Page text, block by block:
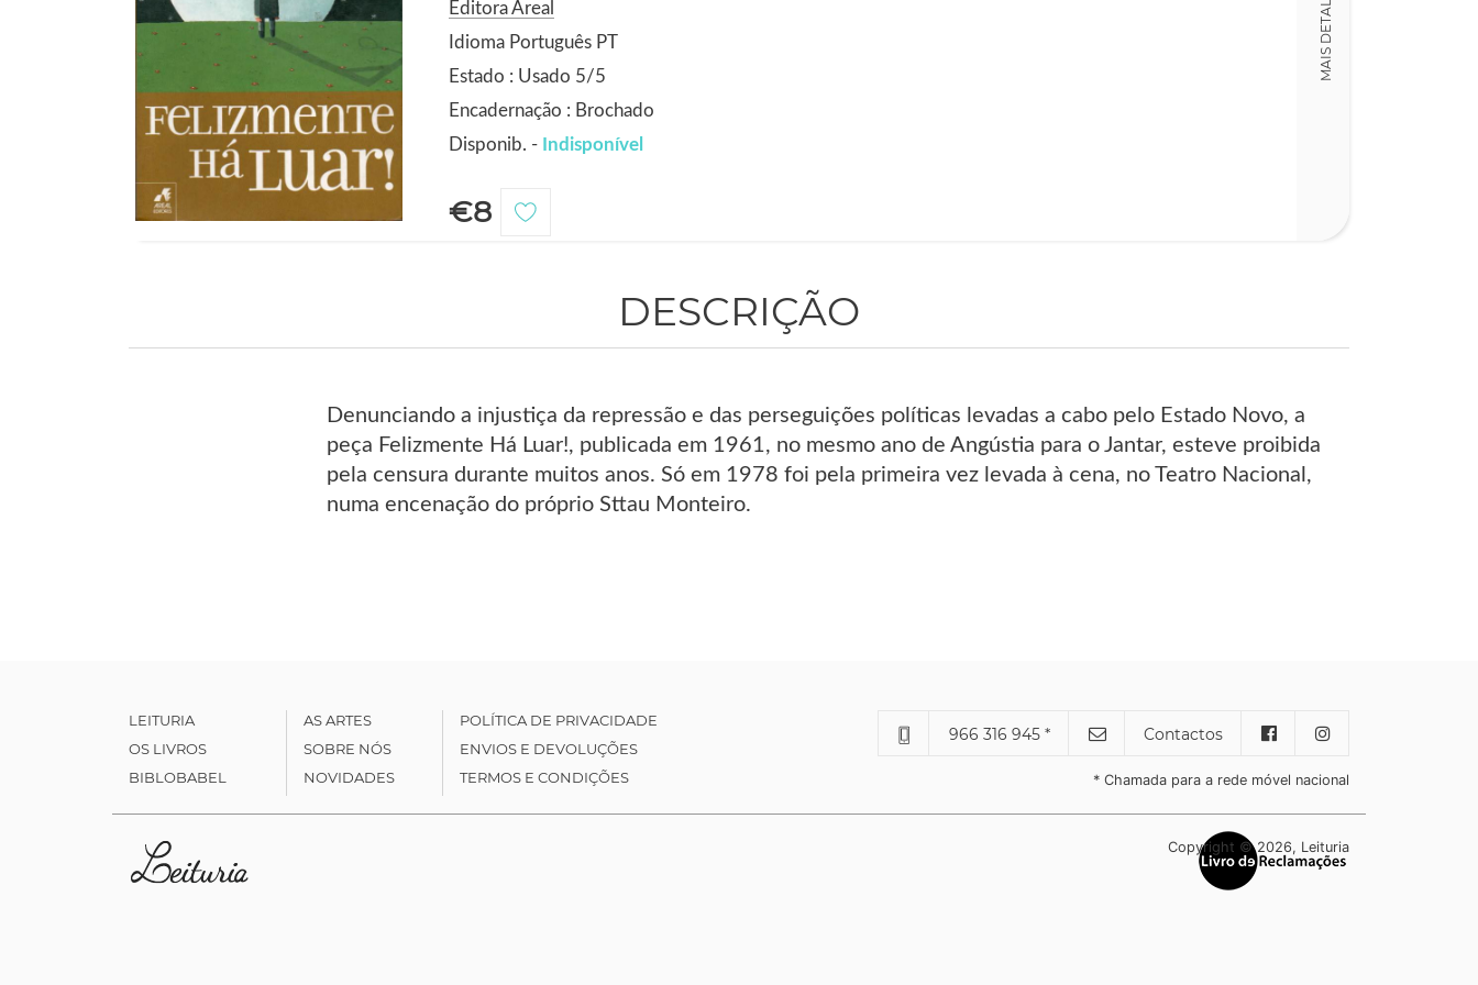
Editora Areal
Idioma Português PT
Estado : Usado 5/5
Encadernação : Brochado
Disponib. - Indisponível
€8
MAIS DETALHES
DESCRIÇÃO
Denunciando a injustiça da repressão e das perseguições políticas levadas a cabo pelo Estado Novo, a
peça Felizmente Há Luar!, publicada em 1961, no mesmo ano de Angústia para o Jantar, esteve proibida
pela censura durante muitos anos. Só em 1978 foi pela primeira vez levada à cena, no Teatro Nacional,
numa encenação do próprio Sttau Monteiro.
LEITURIA
OS LIVROS
BIBLOBABEL
AS ARTES
SOBRE NÓS
NOVIDADES
POLÍTICA DE PRIVACIDADE
ENVIOS E DEVOLUÇÕES
TERMOS E CONDIÇÕES
966 316 945 * Contactos
* Chamada para a rede móvel nacional
Copyright © 2026, Leituria